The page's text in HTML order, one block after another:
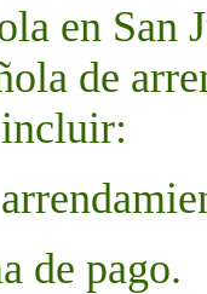
en San
de
de pago.